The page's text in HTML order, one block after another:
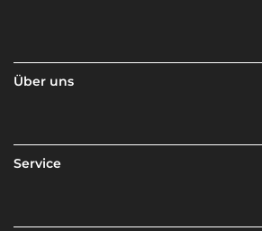
Über uns
Service